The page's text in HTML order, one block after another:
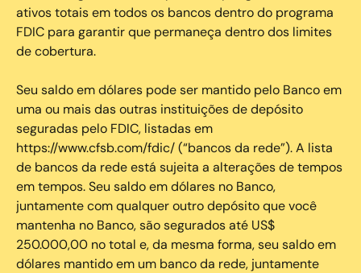
ativos totais em todos os bancos dentro do programa
FDIC para garantir que permaneça dentro dos limites
de cobertura.
Seu saldo em dólares pode ser mantido pelo Banco em
uma ou mais das outras instituições de depósito
seguradas pelo FDIC, listadas em
https://www.cfsb.com/fdic/ (“bancos da rede”). A lista
de bancos da rede está sujeita a alterações de tempos
em tempos. Seu saldo em dólares no Banco,
juntamente com qualquer outro depósito que você
mantenha no Banco, são segurados até US$
250.000,00 no total e, da mesma forma, seu saldo em
dólares mantido em um banco da rede, juntamente